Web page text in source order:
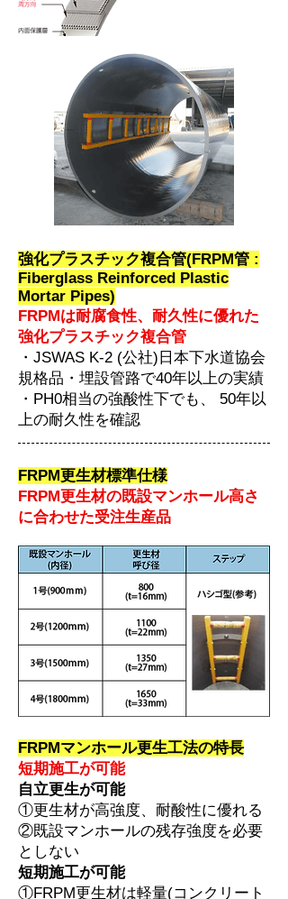
強化プラスチック複合管(FRPM管 :
Fiberglass Reinforced Plastic
Mortar Pipes)
FRPMは耐腐食性、耐久性に優れた
強化プラスチック複合管
・JSWAS K-2 (公社)日本下水道協会
規格品・埋設管路で40年以上の実績
・PH0相当の強酸性下でも、 50年以
上の耐久性を確認
FRPM更生材標準仕様
FRPM更生材の既設マンホール高さ
に合わせた受注生産品
FRPMマンホール更生工法の特長
短期施工が可能
自立更生が可能
①更生材が高強度、耐酸性に優れる
②既設マンホールの残存強度を必要
としない
短期施工が可能
①FRPM更生材は軽量(コンクリート